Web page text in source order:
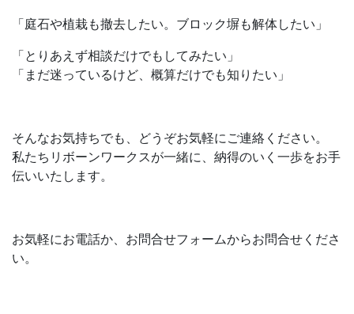
「庭石や植栽も撤去したい。ブロック塀も解体したい」
「とりあえず相談だけでもしてみたい」
「まだ迷っているけど、概算だけでも知りたい」
そんなお気持ちでも、どうぞお気軽にご連絡ください。
私たちリボーンワークスが一緒に、納得のいく一歩をお手
伝いいたします。
お気軽にお電話か、お問合せフォームからお問合せくださ
い。